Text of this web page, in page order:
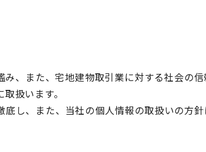
、また、宅地建物取引業に対する社会の
扱います。
し、また、当社の個人情報の取扱いの方針